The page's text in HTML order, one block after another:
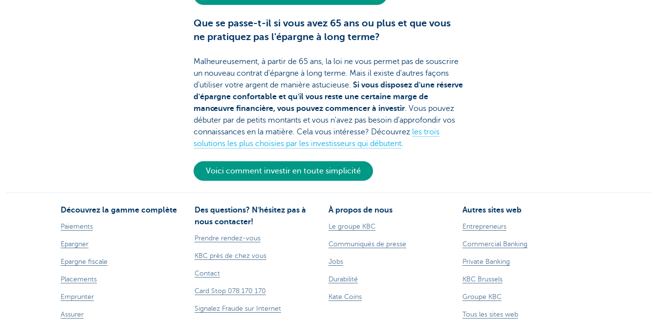
Que se passe-t-il si vous avez 65 ans ou plus et que vous
ne pratiquez pas l'épargne à long terme?
Malheureusement, à partir de 65 ans, la loi ne vous permet pas de souscrire
un nouveau contrat d'épargne à long terme. Mais il existe d'autres façons
d’utiliser votre argent de manière astucieuse. Si vous disposez d'une réserve
d'épargne confortable et qu'il vous reste une certaine marge de
manœuvre financière, vous pouvez commencer à investir. Vous pouvez
débuter par de petits montants et vous n'avez pas besoin d’approfondir vos
connaissances en la matière. Cela vous intéresse? Découvrez les trois
solutions les plus choisies par les investisseurs qui débutent.
Voici comment investir en toute simplicité
Découvrez la gamme complète
Paiements
Epargner
Epargne fiscale
Placements
Emprunter
Assurer
Des questions? N'hésitez pas à
nous contacter!
Prendre rendez-vous
KBC près de chez vous
Contact
Card Stop 078 170 170
Signalez Fraude sur Internet
À propos de nous
Le groupe KBC
Communiqués de presse
Jobs
Durabilité
Kate Coins
Autres sites web
Entrepreneurs
Commercial Banking
Private Banking
KBC Brussels
Groupe KBC
Tous les sites web